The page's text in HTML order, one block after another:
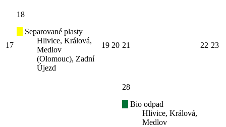
17
18
Separované plasty
Hlivice, Králová,
Medlov
(Olomouc), Zadní
Újezd
19 20 21 22 23
28
Bio odpad
Hlivice, Králová,
Medlov